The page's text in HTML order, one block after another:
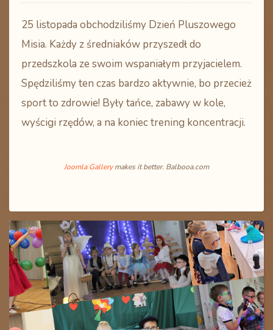
25 listopada obchodziliśmy Dzień Pluszowego
Misia. Każdy z średniaków przyszedł do
przedszkola ze swoim wspaniałym przyjacielem.
Spędziliśmy ten czas bardzo aktywnie, bo przecież
sport to zdrowie! Były tańce, zabawy w kole,
wyścigi rzędów, a na koniec trening koncentracji.
Joomla Gallerymakes it better. Balbooa.com